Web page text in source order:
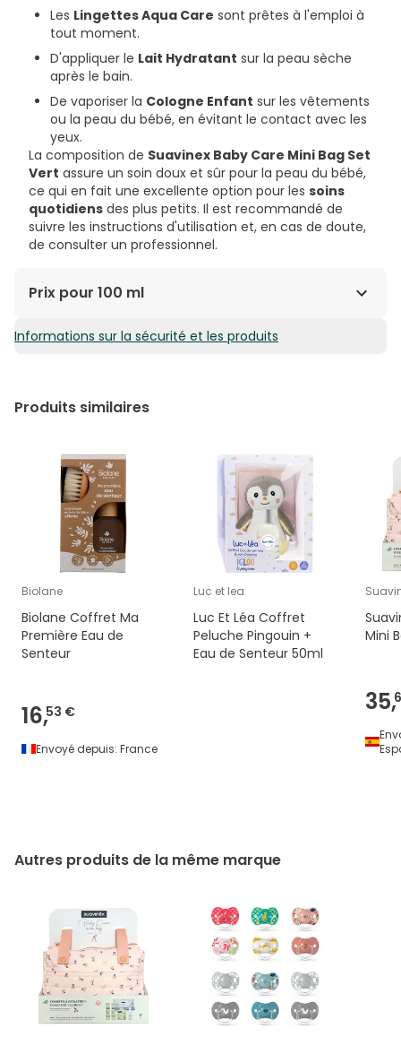
Les Lingettes Aqua Care sont prêtes à l'emploi à
tout moment.
D'appliquer le Lait Hydratant sur la peau sèche
après le bain.
De vaporiser la Cologne Enfant sur les vêtements
ou la peau du bébé, en évitant le contact avec les
yeux.
La composition de Suavinex Baby Care Mini Bag Set
Vert assure un soin doux et sûr pour la peau du bébé,
ce qui en fait une excellente option pour les soins
quotidiens des plus petits. Il est recommandé de
suivre les instructions d'utilisation et, en cas de doute,
de consulter un professionnel.
Prix pour 100 ml
6,47€ / 100 ml
Informations sur la sécurité et les produits
Produits similaires
Biolane
Biolane Coffret Ma
Première Eau de
Senteur
16,53 €
Envoyé depuis: France
Luc et lea
Luc Et Léa Coffret
Peluche Pingouin +
Eau de Senteur 50ml
Mini
35,
Autres produits de la même marque